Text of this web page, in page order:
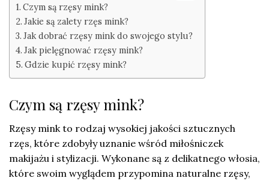
Czym są rzęsy mink?
Jakie są zalety rzęs mink?
Jak dobrać rzęsy mink do swojego stylu?
Jak pielęgnować rzęsy mink?
Gdzie kupić rzęsy mink?
Czym są rzęsy mink?
Rzęsy mink to rodzaj wysokiej jakości sztucznych
rzęs, które zdobyły uznanie wśród miłośniczek
makijażu i stylizacji. Wykonane są z delikatnego włosia,
które swoim wyglądem przypomina naturalne rzęsy,